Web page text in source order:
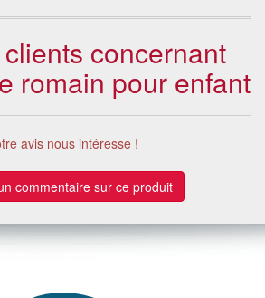
concernant
romain pour enfant
avis nous intéresse !
commentaire sur ce produit